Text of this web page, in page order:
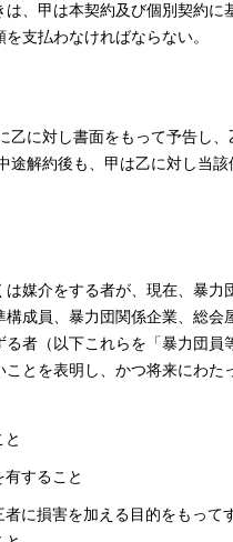
、甲は本契約及び個別契約に
支払わなければならない。
乙に対し書面をもって予告し、
途解約後も、甲は乙に対し当該
媒介をする者が、現在、暴力
成員、暴力団関係企業、総会
者（以下これらを「暴力団員
とを表明し、かつ将来にわた
すること
に損害を加える目的をもって